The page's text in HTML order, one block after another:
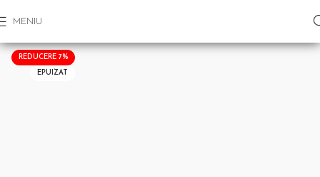
MENIU
REDUCERE 7%
EPUIZAT